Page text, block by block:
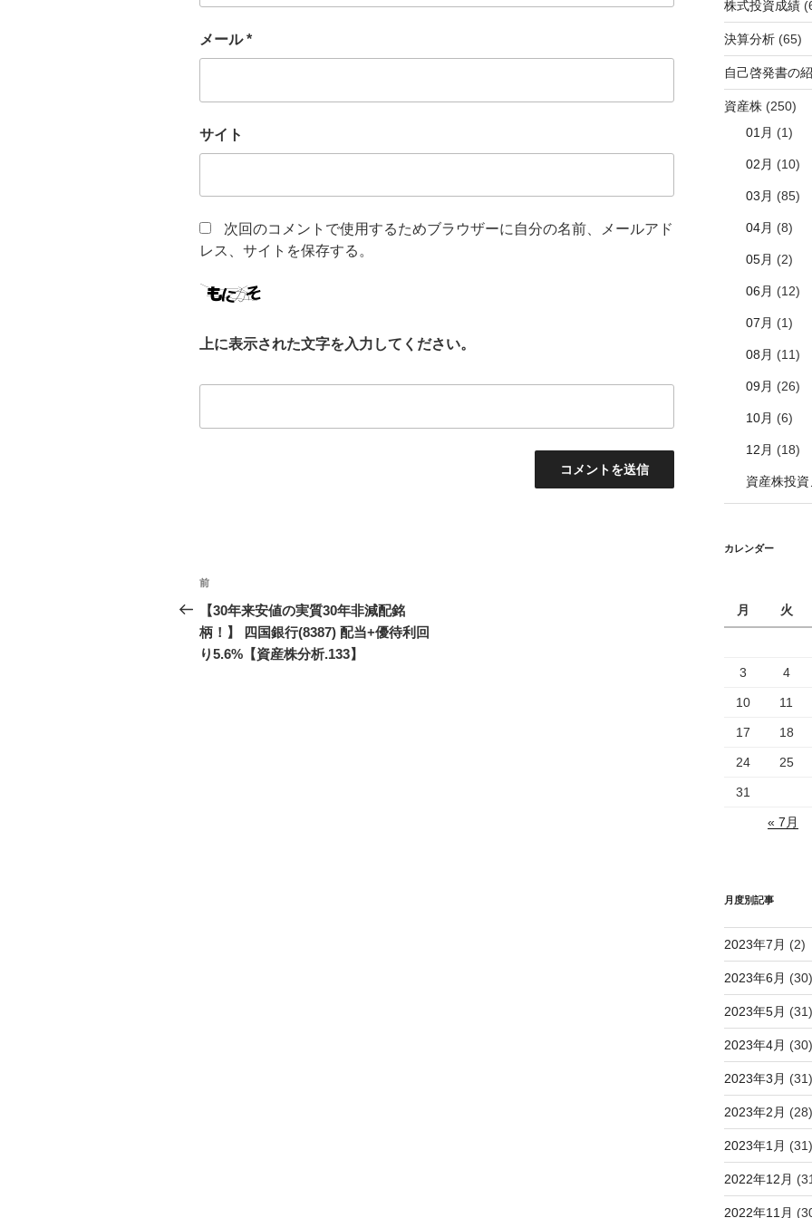
メール*
サイト
次回のコメントで使用するためブラウザーに自分の名前、メールアド
レス、サイトを保存する。
上に表示された文字を入力してください。
投
稿
ナ
前
の
投
稿
前
【30年来安値の実質30年非減配銘
柄！】 四国銀行(8387) 配当+優待利回
り5.6%【資産株分析.133】
株式投資成績
決算分析(65)
自己啓発書の
資産株(250)
01月 (1)
02月 (10)
03月 (85)
04月 (8)
05月 (2)
06月 (12)
07月 (1)
08月 (11)
09月 (26)
10月 (6)
12月 (18)
資産株投資
カレンダー
月
火
3 4
10 11
17 18
24 25
31
« 7月
月度別記事
2023年7月 (2)
2023年6月 (30)
2023年5月 (31)
2023年4月 (30)
2023年3月 (31)
2023年2月 (28)
2023年1月 (31)
2022年12月
2022年11月